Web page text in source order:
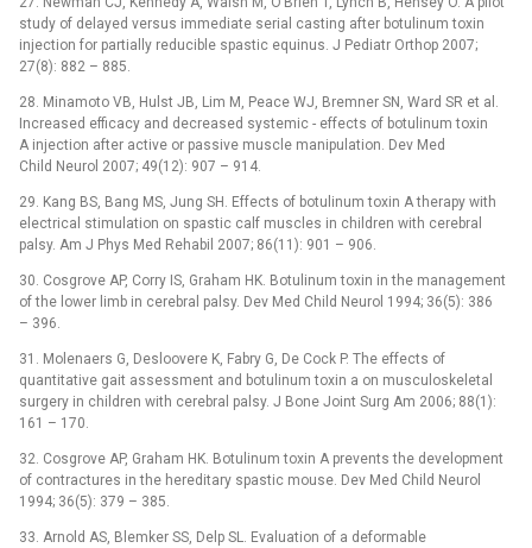
study of delayed versus immediate serial casting after botulinum toxin
injection for partially reducible spastic equinus. J Pediatr Orthop 2007;
27(8): 882 –⁠ 885.
28. Minamoto VB, Hulst JB, Lim M, Peace WJ, Bremner SN, Ward SR et al.
Increased efficacy and decreased systemic -⁠ effects of botulinum toxin
A injection after active or passive muscle manipulation. Dev Med
Child Neurol 2007; 49(12): 907 –⁠ 914.
29. Kang BS, Bang MS, Jung SH. Effects of botulinum toxin A therapy with
electrical stimulation on spastic calf muscles in children with cerebral
palsy. Am J Phys Med Rehabil 2007; 86(11): 901 –⁠ 906.
30. Cosgrove AP, Corry IS, Graham HK. Botulinum toxin in the management
of the lower limb in cerebral palsy. Dev Med Child Neurol 1994; 36(5): 386
–⁠ 396.
31. Molenaers G, Desloovere K, Fabry G, De Cock P. The effects of
quantitative gait assessment and botulinum toxin a on musculoskeletal
surgery in children with cerebral palsy. J Bone Joint Surg Am 2006; 88(1):
161 –⁠ 170.
32. Cosgrove AP, Graham HK. Botulinum toxin A prevents the development
of contractures in the hereditary spastic mouse. Dev Med Child Neurol
1994; 36(5): 379 –⁠ 385.
33. Arnold AS, Blemker SS, Delp SL. Evaluation of a deformable